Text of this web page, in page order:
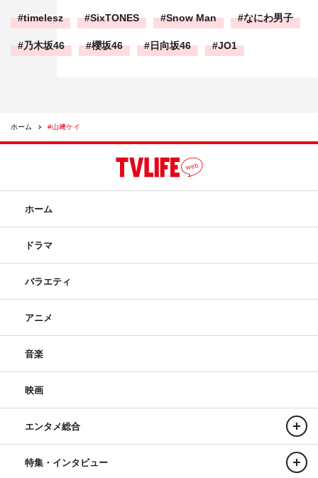
timelesz SixTONES Snow Man なにわ男子
乃木坂46 櫻坂46 日向坂46 JO1
ホーム #山﨑ケイ
ホーム
ドラマ
バラエティ
アニメ
音楽
映画
エンタメ総合
特集・インタビュー